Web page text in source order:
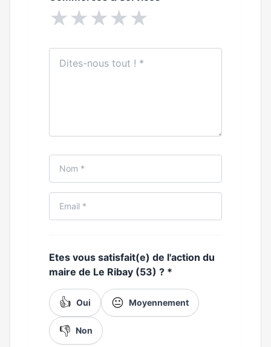
★★★★★
Etes vous satisfait(e) de l'action du
maire de Le Ribay (53) ? *
👍 Oui 😐 Moyennement
👎 Non